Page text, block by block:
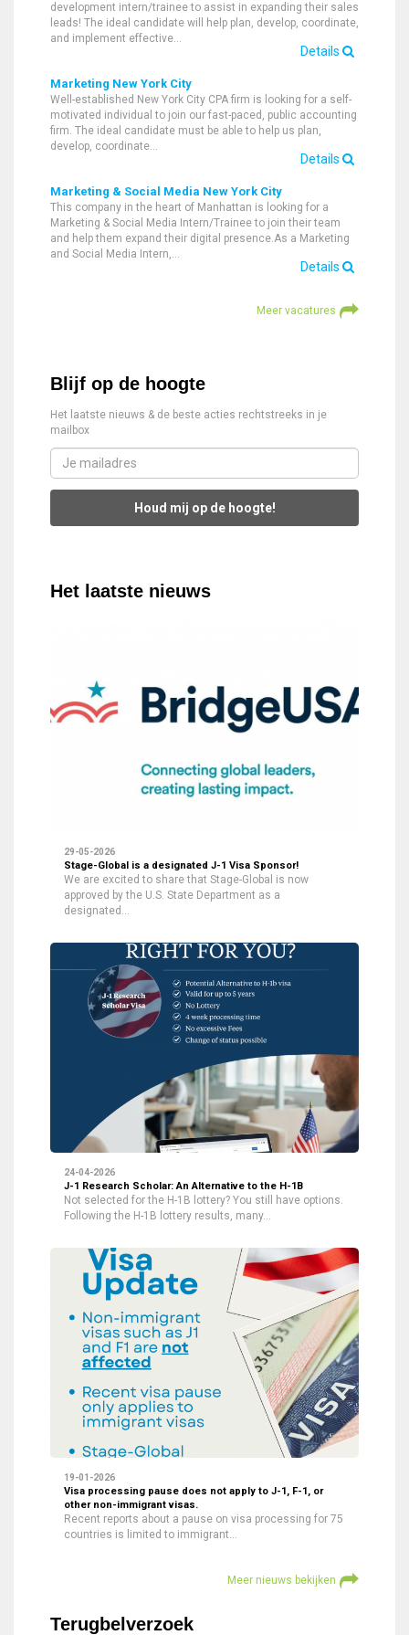
development intern/trainee to assist in expanding their sales
leads! The ideal candidate will help plan, develop, coordinate,
and implement effective…
Details
Marketing New York City
Well-established New York City CPA firm is looking for a self-
motivated individual to join our fast-paced, public accounting
firm. The ideal candidate must be able to help us plan,
develop, coordinate…
Details
Marketing & Social Media New York City
This company in the heart of Manhattan is looking for a
Marketing & Social Media Intern/Trainee to join their team
and help them expand their digital presence.As a Marketing
and Social Media Intern,…
Details
Meer vacatures
Blijf op de hoogte
Het laatste nieuws & de beste acties rechtstreeks in je
mailbox
Houd mij op de hoogte!
Het laatste nieuws
29-05-2026
Stage-Global is a designated J-1 Visa Sponsor!
We are excited to share that Stage-Global is now
approved by the U.S. State Department as a
designated…
24-04-2026
J-1 Research Scholar: An Alternative to the H-1B
Not selected for the H-1B lottery? You still have options.
Following the H-1B lottery results, many…
19-01-2026
Visa processing pause does not apply to J-1, F-1, or
other non-immigrant visas.
Recent reports about a pause on visa processing for 75
countries is limited to immigrant…
Meer nieuws bekijken
Terugbelverzoek